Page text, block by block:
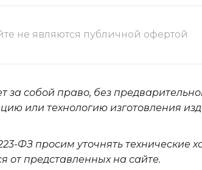
не являются публичной офертой
за собой право, без
или технологию изготовления
ФЗ просим уточнять технические
от представленных на сайте.